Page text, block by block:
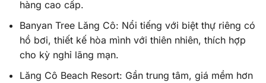
hàng cao cấp.
Banyan Tree Lăng Cô: Nổi tiếng với biệt thự riêng có
hồ bơi, thiết kế hòa mình với thiên nhiên, thích hợp
cho kỳ nghỉ lãng mạn.
Lăng Cô Beach Resort: Gần trung tâm, giá mềm hơn